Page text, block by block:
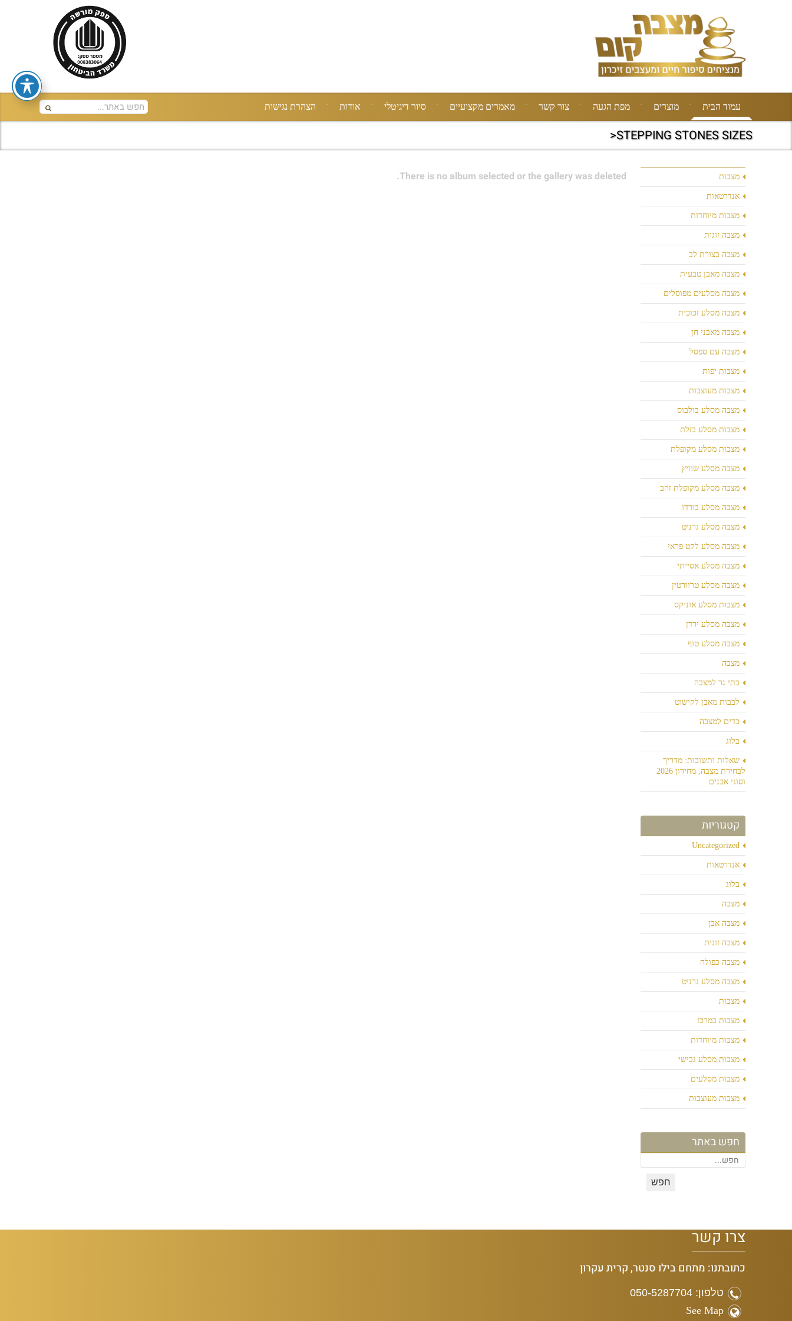
עמוד הבית מוצרים מפת הגעה צור קשר מאמרים מקצועיים סיור דיגיטלי אודות הצהרת נגישות
STEPPING STONES SIZES<
מצבות
אנדרטאות
מצבות מיוחדות
מצבה זוגית
מצבה בצורת לב
מצבה מאבן טבעית
מצבה מסלעים מפוסלים
מצבה מסלע זכוכית
מצבה מאבני חן
מצבה עם ספסל
מצבות יפות
מצבות מעוצבות
מצבה מסלע בולבוס
מצבות מסלע בזלת
מצבות מסלע מקופלת
מצבה מסלע שוויץ
מצבה מסלע מקופלת זהב
מצבה מסלע בורדו
מצבה מסלע גרניט
מצבה מסלע לקט פראי
מצבה מסלע אסייתי
מצבה מסלע טרוורטין
מצבות מסלע אוניקס
מצבה מסלע ירדן
מצבה מסלע טוף
מצבה
בתי נר למצבה
לבבות מאבן לקישוט
כדים למצבה
בלוג
שאלות ותשובות: מדריך
לבחירת מצבה, מחירון 2026
וסוגי אבנים
קטגוריות
Uncategorized
אנדרטאות
בלוג
מצבה
מצבה אבן
מצבה זוגית
מצבה כפולה
מצבה מסלע גרניט
מצבות
מצבות במרכז
מצבות מיוחדות
מצבות מסלע גבישי
מצבות מסלעים
מצבות מעוצבות
חפש באתר
There is no album selected or the gallery was deleted.
צרו קשר
כתובתנו: מתחם בילו סנטר, קרית עקרון
טלפון: 050-5287704
See Map